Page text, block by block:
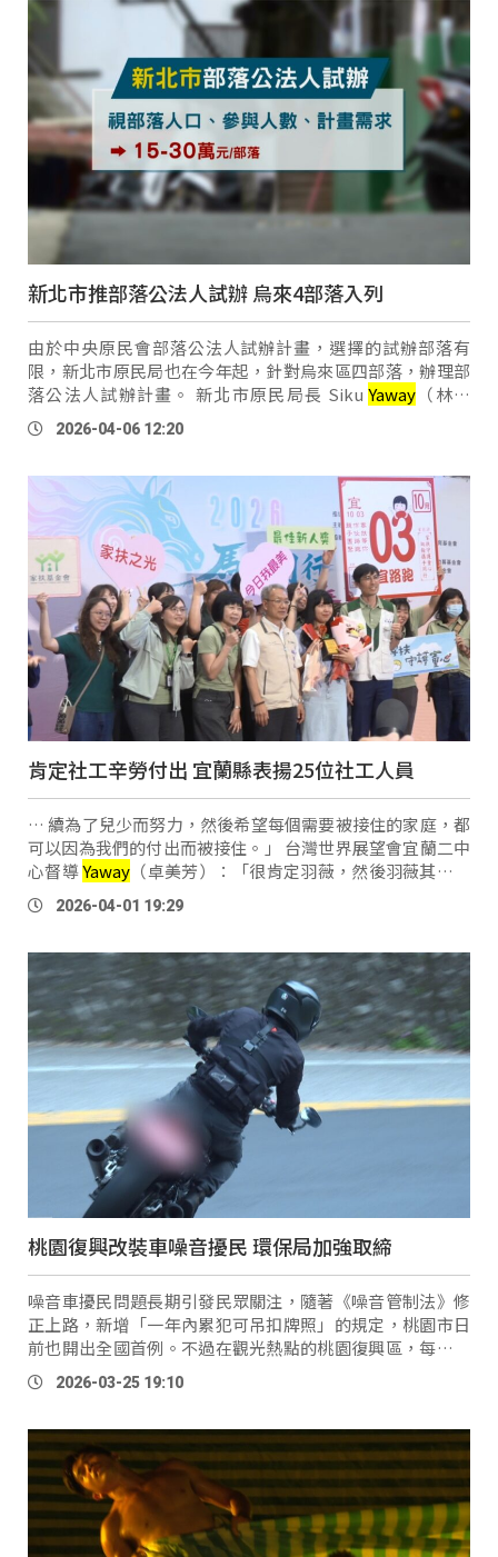
新北市推部落公法人試辦 烏來4部落入列
由於中央原民會部落公法人試辦計畫，選擇的試辦部落有
限，新北市原民局也在今年起，針對烏來區四部落，辦理部
落公法人試辦計畫。 新北市原民局長 Siku Yaway （林瑋
茜） ：「不管是在想要辦文化祭、祖靈祭、歲時祭儀，或者
是說在原民的傳統名字上面相關 …
2026-04-06 12:20
肯定社工辛勞付出 宜蘭縣表揚25位社工人員
… 續為了兒少而努力，然後希望每個需要被接住的家庭，都
可以因為我們的付出而被接住。」 台灣世界展望會宜蘭二中
心督導Yaway （卓美芳）：「很肯定羽薇，然後羽薇其實是
在實習的時候，大學她最後的實習是在我這邊。然後想說她
實習（完）畢業之後，想跟她 …
2026-04-01 19:29
桃園復興改裝車噪音擾民 環保局加強取締
噪音車擾民問題長期引發民眾關注，隨著《噪音管制法》修
正上路，新增「一年內累犯可吊扣牌照」的規定，桃園市日
前也開出全國首例。不過在觀光熱點的桃園復興區，每到假
日就有不少改裝車輛湧入，噪音問題也讓在地居民感到困
擾。​ 在地居民Kaway
2026-03-25 19:10